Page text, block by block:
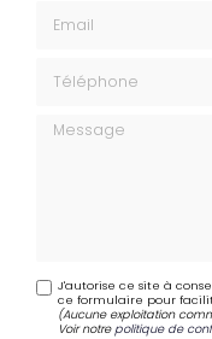
Message
J'autorise ce site à
ce formulaire pour
(Aucune exploitation
Voir notrepolitique de